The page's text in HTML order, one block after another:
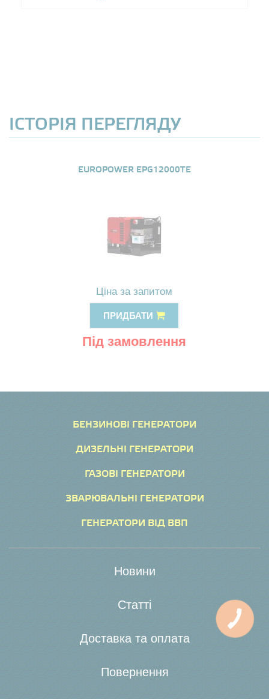
ІСТОРІЯ ПЕРЕГЛЯДУ
EUROPOWER EPG12000TE
Ціна за запитом
ПРИДБАТИ
Під замовлення
БЕНЗИНОВІ ГЕНЕРАТОРИ
ДИЗЕЛЬНІ ГЕНЕРАТОРИ
ГАЗОВІ ГЕНЕРАТОРИ
ЗВАРЮВАЛЬНІ ГЕНЕРАТОРИ
ГЕНЕРАТОРИ ВІД ВВП
Новини
Статті
Доставка та оплата
Повернення